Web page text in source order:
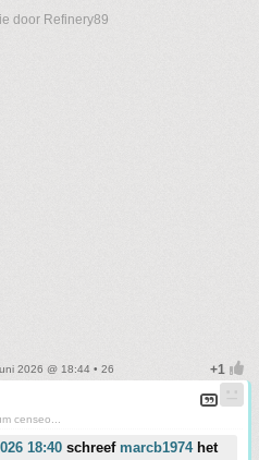
door Refinery89
2026 @ 18:44 • 26
censeo...
18:40 schreef marcb1974het